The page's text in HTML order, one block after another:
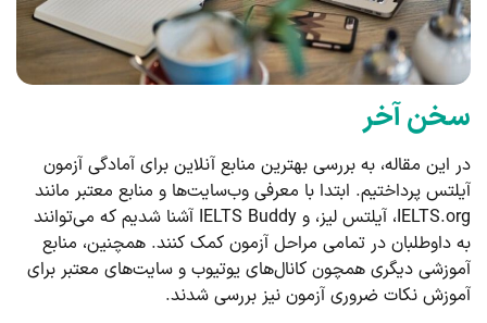
سخن آخر
در این مقاله، به بررسی بهترین منابع آنلاین برای آمادگی آزمون
آیلتس پرداختیم. ابتدا با معرفی وب‌سایت‌ها و منابع معتبر مانند
IELTS.org، آیلتس لیز، و IELTS Buddy آشنا شدیم که می‌توانند
به داوطلبان در تمامی مراحل آزمون کمک کنند. همچنین، منابع
آموزشی دیگری همچون کانال‌های یوتیوب و سایت‌های معتبر برای
آموزش نکات ضروری آزمون نیز بررسی شدند.